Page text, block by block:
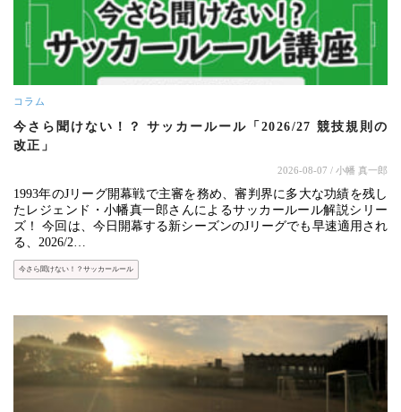
コラム
今さら聞けない！？ サッカールール「2026/27 競技規則の
改正」
2026-08-07 / 小幡 真一郎
1993年のJリーグ開幕戦で主審を務め、審判界に多大な功績を残し
たレジェンド・小幡真一郎さんによるサッカールール解説シリー
ズ！ 今回は、今日開幕する新シーズンのJリーグでも早速適用され
る、2026/2…
今さら聞けない！？サッカールール